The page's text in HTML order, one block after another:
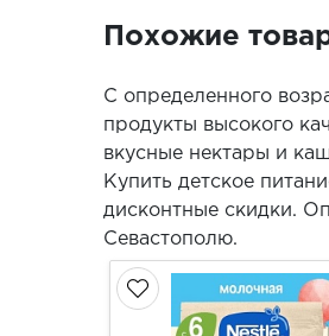
Похожие
С определенного
продукты высокого
вкусные нектары и
Купить детское
дисконтные скидки.
Севастополю.